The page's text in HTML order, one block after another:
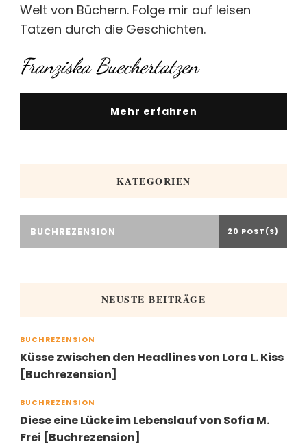
Welt von Büchern. Folge mir auf leisen
Tatzen durch die Geschichten.
Franziska Buechertatzen
Mehr erfahren
KATEGORIEN
BUCHREZENSION 20 POST(S)
NEUSTE BEITRÄGE
BUCHREZENSION
Küsse zwischen den Headlines von Lora L. Kiss
[Buchrezension]
BUCHREZENSION
Diese eine Lücke im Lebenslauf von Sofia M.
Frei [Buchrezension]